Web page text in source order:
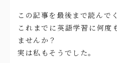
この記事を最後まで読んで
これまでに英語学習に何度
ませんか？
実は私もそうでした。